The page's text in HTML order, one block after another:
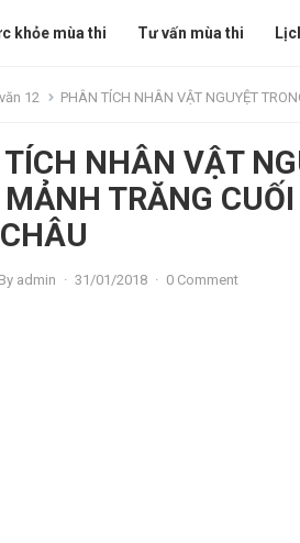
khỏe mùa thi Tư vấn mùa thi
12 PHÂN TÍCH NHÂN VẬT NGUYỆT TRONG
NHÂN VẬT
TRĂNG
By admin · 31/01/2018 · 0 Comment